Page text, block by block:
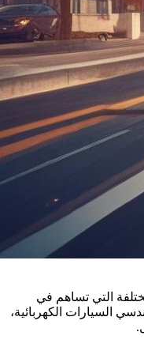
التي تساهم في
السيارات الكهربائية،